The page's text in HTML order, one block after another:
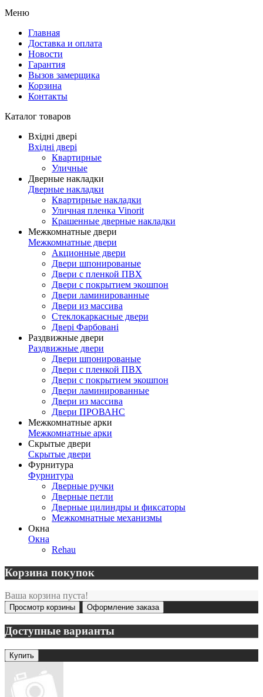
Меню
Главная
Доставка и оплата
Новости
Гарантия
Вызов замерщика
Корзина
Контакты
Каталог товаров
Вхідні двері
Вхідні двері
Квартирные
Уличные
Дверные накладки
Дверные накладки
Квартирные накладки
Уличная пленка Vinorit
Крашенные дверные накладки
Межкомнатные двери
Межкомнатные двери
Акционные двери
Двери шпонированые
Двери с пленкой ПВХ
Двери с покрытием экошпон
Двери ламинированные
Двери из массива
Стеклокаркасные двери
Двері Фарбовані
Раздвижные двери
Раздвижные двери
Двери шпонированые
Двери с пленкой ПВХ
Двери с покрытием экошпон
Двери ламинированные
Двери из массива
Двери ПРОВАНС
Межкомнатные арки
Межкомнатные арки
Скрытые двери
Скрытые двери
Фурнитура
Фурнитура
Дверные ручки
Дверные петли
Дверные цилиндры и фиксаторы
Межкомнатные механизмы
Окна
Окна
Rehau
Корзина покупок
Ваша корзина пуста!
Просмотр корзины Оформление заказа
Доступные варианты